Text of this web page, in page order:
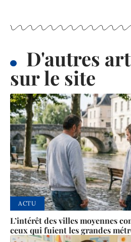
D'autres
sur le site
ACTU
L’intérêt des villes moyennes
ceux qui fuient les grandes